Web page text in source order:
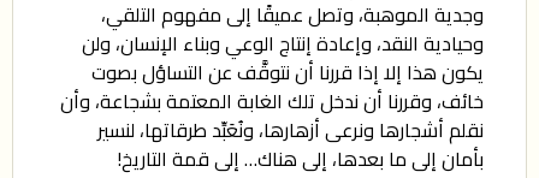
وجدية الموهبة، وتصل عميقًا إلى مفهوم التلقي،
وحيادية النقد، وإعادة إنتاج الوعي وبناء الإنسان، ولن
يكون هذا إلا إذا قررنا أن نتوقَّف عن التساؤل بصوت
خائف، وقررنا أن ندخل تلك الغابة المعتمة بشجاعة، وأن
نقلم أشجارها ونرعى أزهارها، ونُعَبِّد طرقاتها، لنسير
بأمان إلى ما بعدها، إلى هناك… إلى قمة التاريخ!